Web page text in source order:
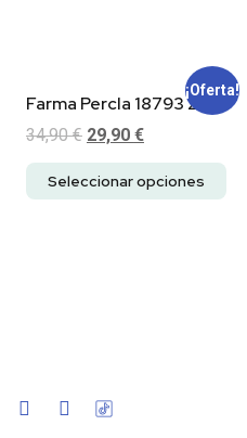
¡Oferta!
Farma Percla 18793 293
34,90€ 29,90 €
Seleccionar opciones